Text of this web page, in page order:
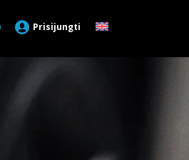
Prisijungti